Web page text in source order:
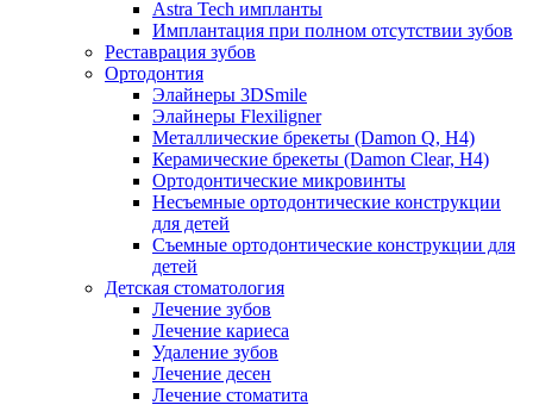
Astra Tech импланты
Имплантация при полном отсутствии зубов
Реставрация зубов
Ортодонтия
Элайнеры 3DSmile
Элайнеры Flexiligner
Металлические брекеты (Damon Q, H4)
Керамические брекеты (Damon Clear, H4)
Ортодонтические микровинты
Несъемные ортодонтические конструкции
для детей
Съемные ортодонтические конструкции для
детей
Детская стоматология
Лечение зубов
Лечение кариеса
Удаление зубов
Лечение десен
Лечение стоматита